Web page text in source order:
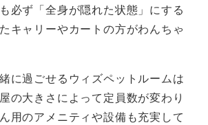
必ず「全身が隠れた状態」にする
キャリーやカートの方がわんちゃ
に過ごせるウィズペットルームは
の大きさによって定員数が変わり
用のアメニティや設備も充実して